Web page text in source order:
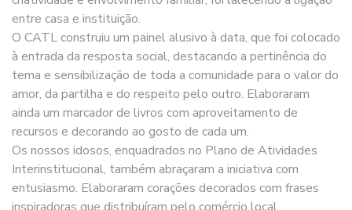
entre casa e instituição.
O CATL construiu um painel alusivo à data, que foi colocado
à entrada da resposta social, destacando a pertinência do
tema e sensibilização de toda a comunidade para o valor do
amor, da partilha e do respeito pelo outro. Elaboraram
ainda um marcador de livros com aproveitamento de
recursos e decorando ao gosto de cada um.
Os nossos idosos, enquadrados no Plano de Atividades
Interinstitucional, também abraçaram a iniciativa com
entusiasmo. Elaboraram corações decorados com frases